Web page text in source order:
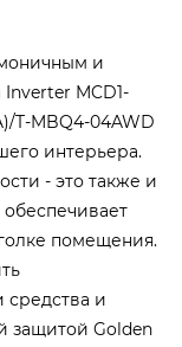
и
MCD1-
T-MBQ4-04AWD
интерьера.
- это также и
помещения.
средства и
защитой Golden